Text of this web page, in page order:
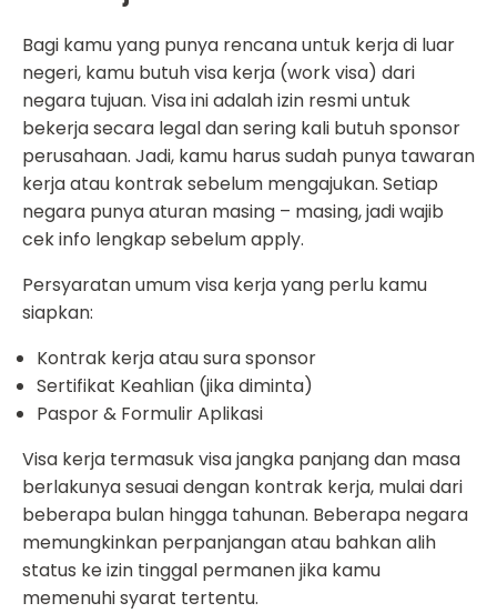
Bagi kamu yang punya rencana untuk kerja di luar
negeri, kamu butuh visa kerja (work visa) dari
negara tujuan. Visa ini adalah izin resmi untuk
bekerja secara legal dan sering kali butuh sponsor
perusahaan. Jadi, kamu harus sudah punya tawaran
kerja atau kontrak sebelum mengajukan. Setiap
negara punya aturan masing – masing, jadi wajib
cek info lengkap sebelum apply.
Persyaratan umum visa kerja yang perlu kamu
siapkan:
Kontrak kerja atau sura sponsor
Sertifikat Keahlian (jika diminta)
Paspor & Formulir Aplikasi
Visa kerja termasuk visa jangka panjang dan masa
berlakunya sesuai dengan kontrak kerja, mulai dari
beberapa bulan hingga tahunan. Beberapa negara
memungkinkan perpanjangan atau bahkan alih
status ke izin tinggal permanen jika kamu
memenuhi syarat tertentu.